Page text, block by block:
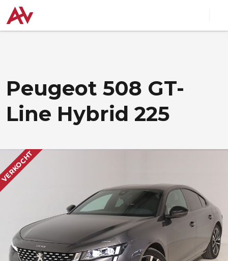
Peugeot 508 GT-
Line Hybrid 225
VERKOCHT